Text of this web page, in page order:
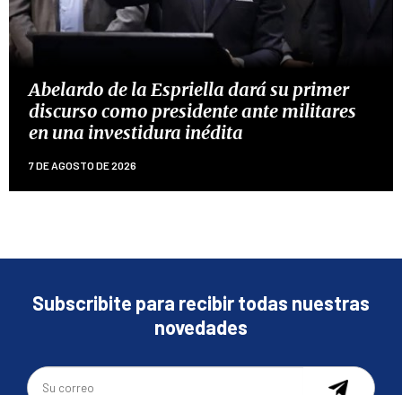
Abelardo de la Espriella dará su primer
discurso como presidente ante militares
en una investidura inédita
7 DE AGOSTO DE 2026
Subscribite para recibir todas nuestras
novedades